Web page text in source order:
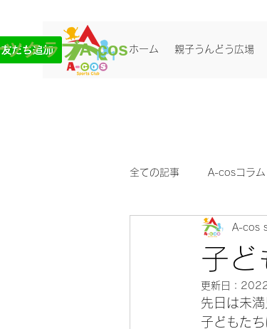
ホーム 親子うんどう広場
ツクラブA-cos
全ての記事 A-cosコラム
子ど
A-cos
更新日：
先日は未
子どもた